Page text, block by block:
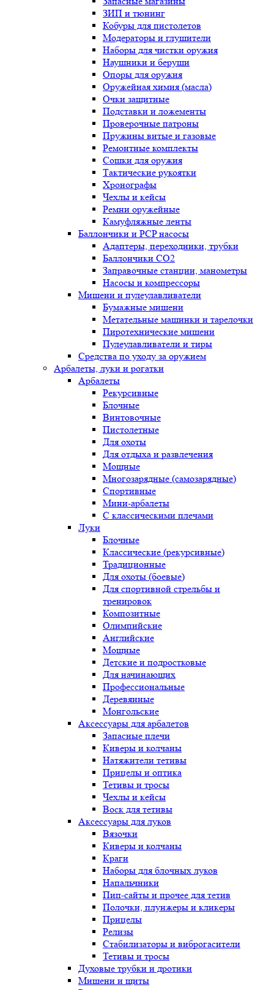
ЗИП и тюнинг
Кобуры для пистолетов
Модераторы и глушители
Наборы для чистки оружия
Наушники и беруши
Опоры для оружия
Оружейная химия (масла)
Очки защитные
Подставки и ложементы
Проверочные патроны
Пружины витые и газовые
Ремонтные комплекты
Сошки для оружия
Тактические рукоятки
Хронографы
Чехлы и кейсы
Ремни оружейные
Камуфляжные ленты
Баллончики и PCP насосы
Адаптеры, переходники, трубки
Баллончики CO2
Заправочные станции, манометры
Насосы и компрессоры
Мишени и пулеулавливатели
Бумажные мишени
Метательные машинки и тарелочки
Пиротехнические мишени
Пулеулавливатели и тиры
Средства по уходу за оружием
Арбалеты, луки и рогатки
Арбалеты
Рекурсивные
Блочные
Винтовочные
Пистолетные
Для охоты
Для отдыха и развлечения
Мощные
Многозарядные (самозарядные)
Спортивные
Мини-арбалеты
С классическими плечами
Луки
Блочные
Классические (рекурсивные)
Традиционные
Для охоты (боевые)
Для спортивной стрельбы и
тренировок
Композитные
Олимпийские
Английские
Мощные
Детские и подростковые
Для начинающих
Профессиональные
Деревянные
Монгольские
Аксессуары для арбалетов
Запасные плечи
Киверы и колчаны
Натяжители тетивы
Прицелы и оптика
Тетивы и тросы
Чехлы и кейсы
Воск для тетивы
Аксессуары для луков
Вязочки
Киверы и колчаны
Краги
Наборы для блочных луков
Напальчники
Пип-сайты и прочее для тетив
Полочки, плунжеры и кликеры
Прицелы
Релизы
Стабилизаторы и виброгасители
Тетивы и тросы
Духовые трубки и дротики
Мишени и щиты